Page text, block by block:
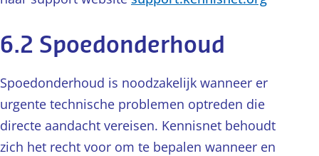
6.2 Spoedonderhoud
Spoedonderhoud is noodzakelijk wanneer er
urgente technische problemen optreden die
directe aandacht vereisen. Kennisnet behoudt
zich het recht voor om te bepalen wanneer en